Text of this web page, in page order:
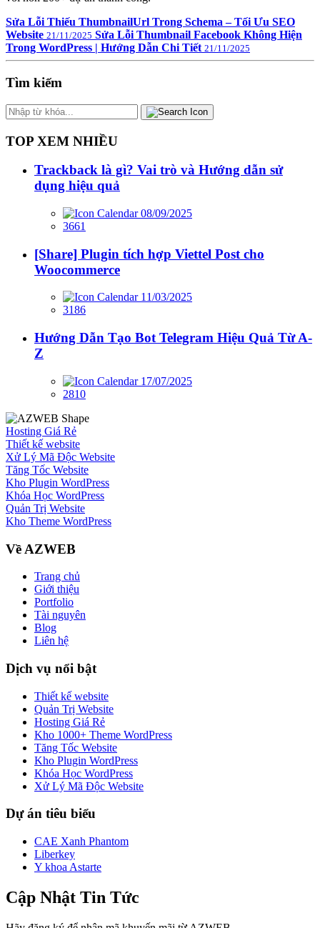
Sửa Lỗi Thiếu ThumbnailUrl Trong Schema – Tối Ưu SEO
Website 21/11/2025 Sửa Lỗi Thumbnail Facebook Không Hiện
Trong WordPress | Hướng Dẫn Chi Tiết 21/11/2025
Tìm kiếm
TOP XEM NHIỀU
Trackback là gì? Vai trò và Hướng dẫn sử
dụng hiệu quả
08/09/2025
3661
[Share] Plugin tích hợp Viettel Post cho
Woocommerce
11/03/2025
3186
Hướng Dẫn Tạo Bot Telegram Hiệu Quả Từ A-
Z
17/07/2025
2810
Hosting Giá Rẻ
Thiết kế website
Xử Lý Mã Độc Website
Tăng Tốc Website
Kho Plugin WordPress
Khóa Học WordPress
Quản Trị Website
Kho Theme WordPress
Về AZWEB
Trang chủ
Giới thiệu
Portfolio
Tài nguyên
Blog
Liên hệ
Dịch vụ nổi bật
Thiết kế website
Quản Trị Website
Hosting Giá Rẻ
Kho 1000+ Theme WordPress
Tăng Tốc Website
Kho Plugin WordPress
Khóa Học WordPress
Xử Lý Mã Độc Website
Dự án tiêu biểu
CAE Xanh Phantom
Liberkey
Y khoa Astarte
Cập Nhật Tin Tức